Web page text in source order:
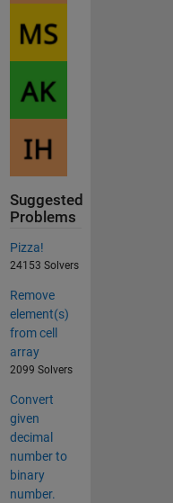
Suggested
Problems
Pizza!
24153 Solvers
Remove
element(s)
from cell
array
2099 Solvers
Convert
given
decimal
number to
binary
number.